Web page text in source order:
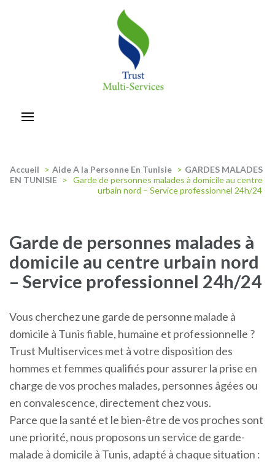
Accueil > Aide A la Personne En Tunisie > GARDES MALADES
EN TUNISIE > Garde de personnes malades à domicile au centre
urbain nord – Service professionnel 24h/24
Garde de personnes malades à
domicile au centre urbain nord
– Service professionnel 24h/24
Vous cherchez une garde de personne malade à
domicile à Tunis fiable, humaine et professionnelle ?
Trust Multiservices met à votre disposition des
hommes et femmes qualifiés pour assurer la prise en
charge de vos proches malades, personnes âgées ou
en convalescence, directement chez vous.
Parce que la santé et le bien-être de vos proches sont
une priorité, nous proposons un service de garde-
malade à domicile à Tunis, adapté à chaque situation :